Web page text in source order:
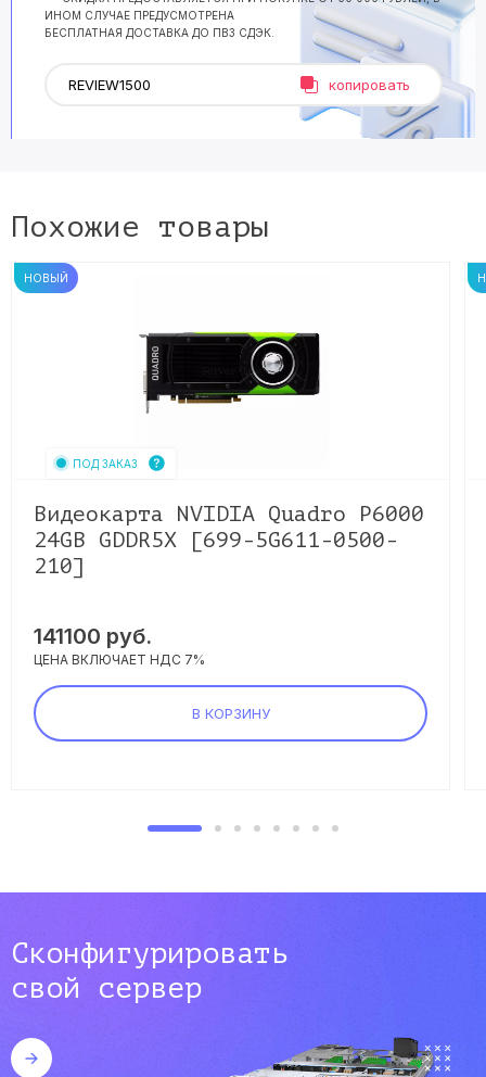
ИНОМ СЛУЧАЕ ПРЕДУСМОТРЕНА
БЕСПЛАТНАЯ ДОСТАВКА ДО ПВЗ СДЭК.
копировать
Похожие товары
НОВЫЙ
ПОД ЗАКАЗ
Видеокарта NVIDIA Quadro P6000
24GB GDDR5X [699-5G611-0500-
210]
141100 руб.
ЦЕНА ВКЛЮЧАЕТ НДС 7%
В КОРЗИНУ
Сконфигурировать
свой сервер